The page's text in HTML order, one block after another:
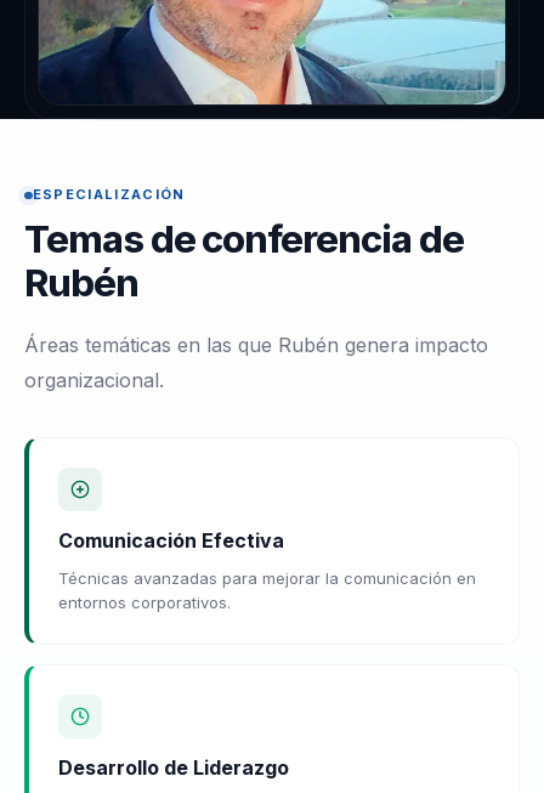
ESPECIALIZACIÓN
Temas de conferencia de
Rubén
Áreas temáticas en las que Rubén genera impacto
organizacional.
Comunicación Efectiva
Técnicas avanzadas para mejorar la comunicación en
entornos corporativos.
Desarrollo de Liderazgo